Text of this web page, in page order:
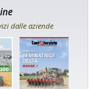
dalle aziende